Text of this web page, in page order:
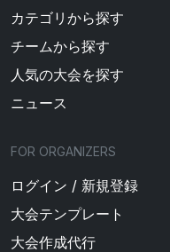
カテゴリから探す
チームから探す
人気の大会を探す
ニュース
FOR ORGANIZERS
ログイン / 新規登録
大会テンプレート
大会作成代行